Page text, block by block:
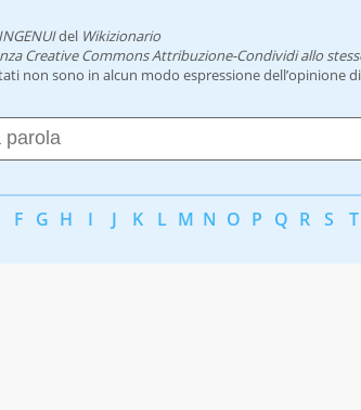
INGENUIdel Wikizionario
Creative Commons Attribuzione-Condividi allo
non sono in alcun modo espressione dell’opinione
F G H I J K L M N O P Q R S T